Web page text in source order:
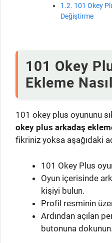
101 Okey
Değiştirme
101 Okey
Ekleme
101 okey plus oyununu
okey plus arkadaş
fikriniz yoksa aşağıdaki
101 Okey Plus
Oyun içerisinde
kişiyi bulun.
Profil resminin
Ardından açılan
butonuna dokunun.